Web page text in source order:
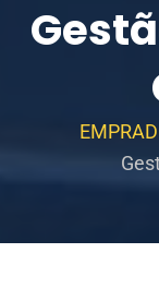
EMPRAD